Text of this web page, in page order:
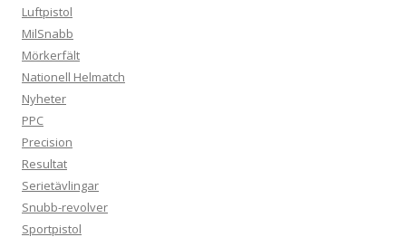
Luftpistol
MilSnabb
Mörkerfält
Nationell Helmatch
Nyheter
PPC
Precision
Resultat
Serietävlingar
Snubb-revolver
Sportpistol